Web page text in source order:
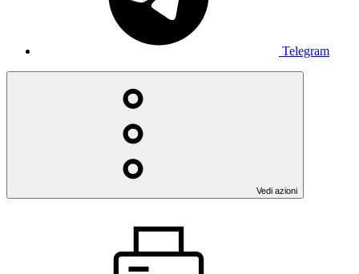
Telegram
Vedi azioni